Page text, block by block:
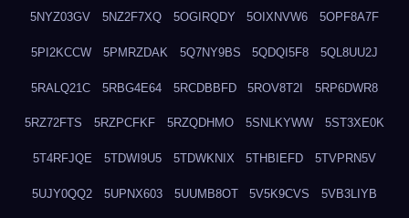
5NYZ03GV 5NZ2F7XQ 5OGIRQDY 5OIXNVW6 5OPF8A7F
5PI2KCCW 5PMRZDAK 5Q7NY9BS 5QDQI5F8 5QL8UU2J
5RALQ21C 5RBG4E64 5RCDBBFD 5ROV8T2I 5RP6DWR8
5RZ72FTS 5RZPCFKF 5RZQDHMO 5SNLKYWW 5ST3XE0K
5T4RFJQE 5TDWI9U5 5TDWKNIX 5THBIEFD 5TVPRN5V
5UJY0QQ2 5UPNX603 5UUMB8OT 5V5K9CVS 5VB3LIYB